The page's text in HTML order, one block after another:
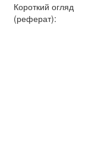
Короткий огляд
(реферат):